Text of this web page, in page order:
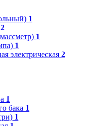
1
2
1
1
электрическая 2
1
бака 1
1